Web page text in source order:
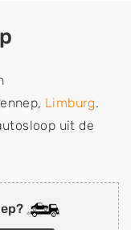
Limburg.
uit de
van
en
Wilt u